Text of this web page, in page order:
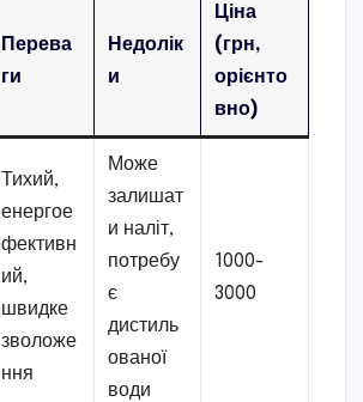
Перева
ги
Недолік
и
Ціна
(грн,
орієнто
вно)
Тихий,
енергое
фективн
ий,
швидке
зволоже
ння
Може
залишат
и наліт,
потребу
є
дистиль
ованої
води
1000-
3000